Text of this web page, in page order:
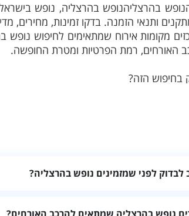
בהרצליהנופש בהרצליה, נופש
ותנאי הזמנה. בדקו זמינות, מחירים,
מקומות אירוח שמתאימים לחיפוש
האורחים, רמת הפרטיות ומטרת החופשה.
בחיפוש הזה?
הבחירה להרכב האורחים, לסגנון
אירוח מתאים?
מומלץ לבדוק את מספר האורחים שהמקום
לפני שמזמינים נופש בהרצליה?